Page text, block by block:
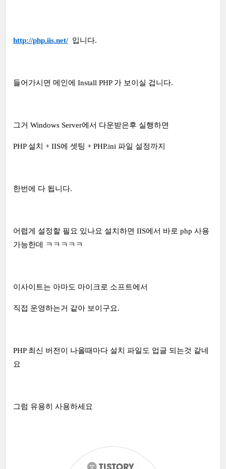
http://php.iis.net/ 입니다.
들어가시면 메인에 Install PHP 가 보이실 겁니다.
그거 Windows Server에서 다운받은후 실행하면
PHP 설치 + IIS에 셋팅 + PHP.ini 파일 설정까지
한번에 다 됩니다.
어렵게 설정할 필요 있나요 설치하면 IIS에서 바로 php 사용
가능한데 ㅋㅋㅋㅋㅋ
이사이트는 아마도 마이크로 소프트에서
직접 운영하는거 같아 보이구요.
PHP 최신 버전이 나올때마다 설치 파일도 업글 되는것 같네
요
그럼 유용히 사용하세요